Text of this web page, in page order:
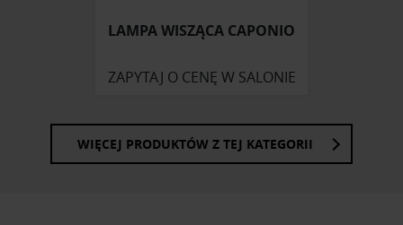
korzystania z ich usług.LAMPA WISZĄCA CAPONIO
ZAPYTAJ O CENĘ W SALONIE
WIĘCEJ PRODUKTÓW Z TEJ KATEGORII